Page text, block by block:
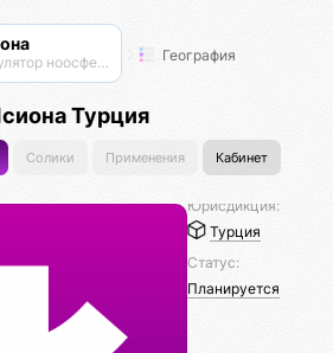
Cимулятор ноосферы География
Турция
Солики Применения Кабинет
Юрисдикция:
Турция
Статус:
Планируется